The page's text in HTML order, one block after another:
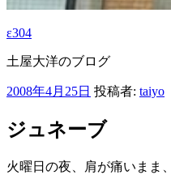
ε304
土屋大洋のブログ
投
日:
2008年4月25日 投稿者: taiyo
ジュネーブ
火曜日の夜、肩が痛いまま